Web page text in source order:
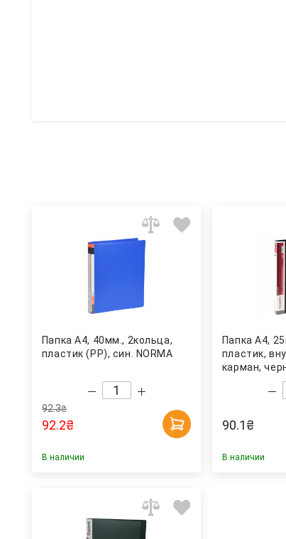
Папка А4, 40мм., 2кольца,
пластик (PР), син. NORMA
92.3₴
92.2₴
В наличии
Папка А4,
пластик,
карман,
90.1₴
В наличии